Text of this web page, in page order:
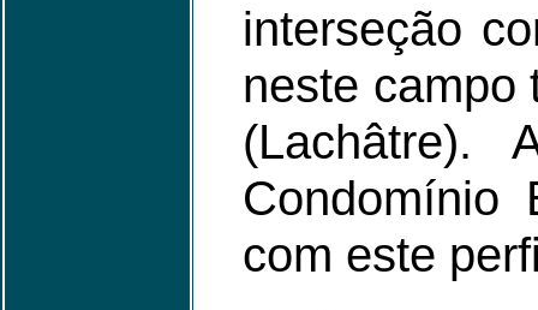
interseção
neste campo
(Lachâtre).
Condomínio
com este